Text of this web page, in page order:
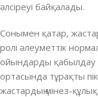
әлсіреуі байқалады.
Сонымен қатар,
ролі әлеуметтік
ойындарды қабылдау
ортасында тұрақты
жастардың мінез-